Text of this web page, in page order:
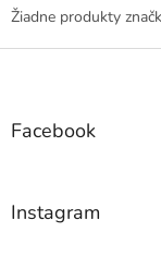
Žiadne produkty
Z
Facebook
Instagram